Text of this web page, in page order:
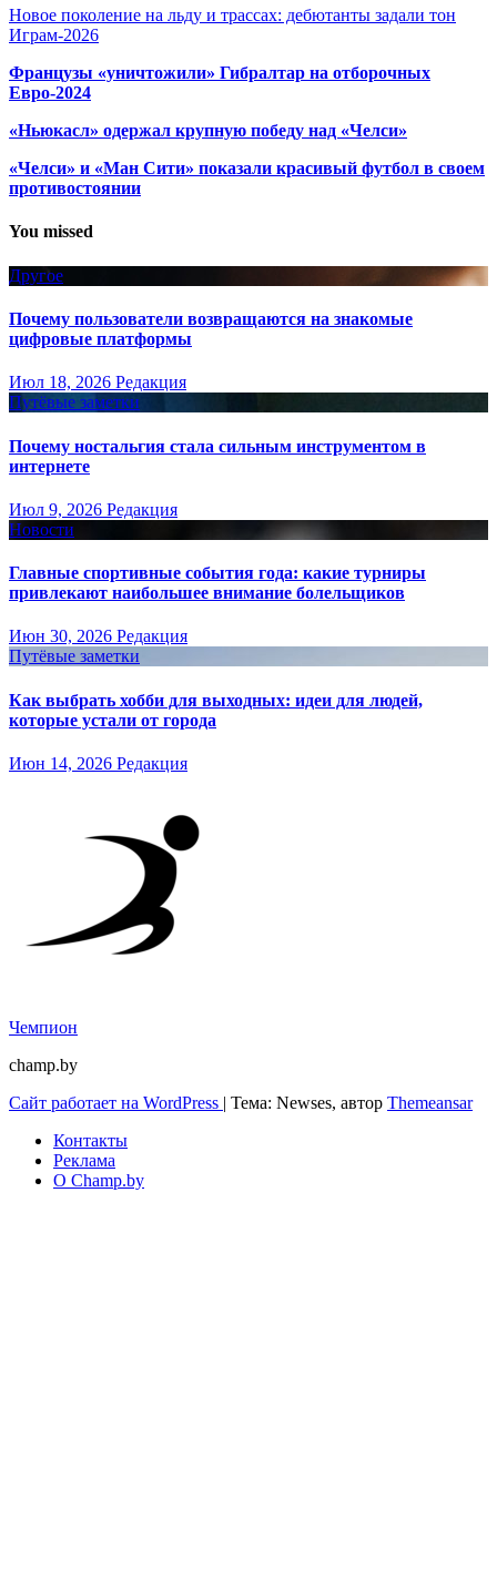
Новое поколение на льду и трассах: дебютанты задали тон
Играм-2026
Французы «уничтожили» Гибралтар на отборочных
Евро-2024
«Ньюкасл» одержал крупную победу над «Челси»
«Челси» и «Ман Сити» показали красивый футбол в своем
противостоянии
You missed
Другое
Почему пользователи возвращаются на знакомые
цифровые платформы
Июл 18, 2026 Редакция
Путёвые заметки
Почему ностальгия стала сильным инструментом в
интернете
Июл 9, 2026 Редакция
Новости
Главные спортивные события года: какие турниры
привлекают наибольшее внимание болельщиков
Июн 30, 2026 Редакция
Путёвые заметки
Как выбрать хобби для выходных: идеи для людей,
которые устали от города
Июн 14, 2026 Редакция
Чемпион
champ.by
Сайт работает на WordPress | Тема: Newses, автор Themeansar
Контакты
Реклама
О Champ.by